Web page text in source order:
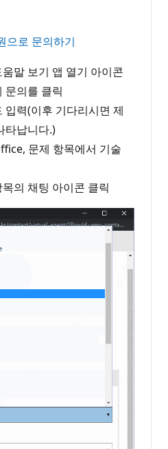
로 문의하기
말 보기 앱 열기 아이콘
문의를 클릭
입력(이후 기다리시면 제
타납니다.)
문제 항목에서 기술
의 채팅 아이콘 클릭